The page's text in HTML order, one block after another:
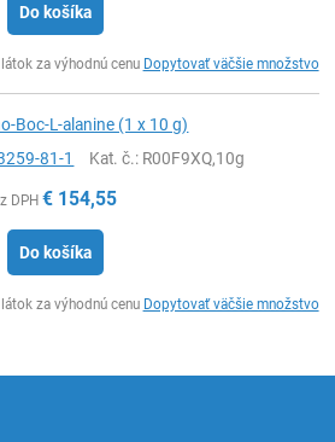
Do košíka
za výhodnú cenu Dopytovať väčšie množstvo
Boc-L-alanine (1 x 10 g)
81-1 Kat. č.: R00F9XQ,10g
DPH € 154,55
Do košíka
za výhodnú cenu Dopytovať väčšie množstvo